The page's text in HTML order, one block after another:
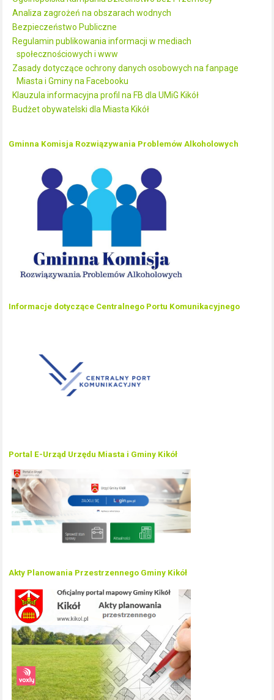
Analiza zagrożeń na obszarach wodnych
Bezpieczeństwo Publiczne
Regulamin publikowania informacji w mediach
społecznościowych i www
Zasady dotyczące ochrony danych osobowych na fanpage
Miasta i Gminy na Facebooku
Klauzula informacyjna profil na FB dla UMiG Kikół
Budżet obywatelski dla Miasta Kikół
Gminna Komisja Rozwiązywania Problemów Alkoholowych
Informacje dotyczące Centralnego Portu Komunikacyjnego
Portal E-Urząd Urzędu Miasta i Gminy Kikół
Akty Planowania Przestrzennego Gminy Kikół